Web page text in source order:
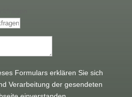
Formulars erklären Sie sich
Verarbeitung der gesendeten